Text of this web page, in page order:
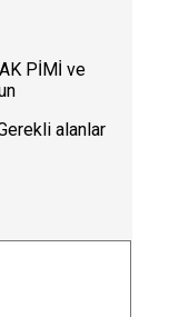
PİMİ ve
alanlar